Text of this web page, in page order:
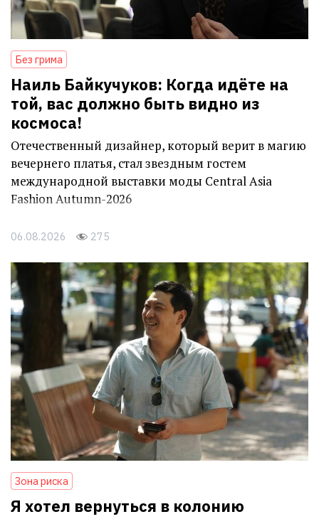
Без грима
Наиль Байкучуков: Когда идёте на
той, вас должно быть видно из
космоса!
Отечественный дизайнер, который верит в магию
вечернего платья, стал звездным гостем
международной выставки моды Central Asia
Fashion Autumn-2026
06.08.2026 275
Зона риска
Я хотел вернуться в колонию